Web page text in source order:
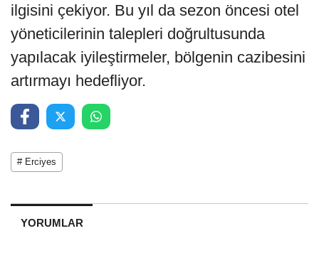
ilgisini çekiyor. Bu yıl da sezon öncesi otel
yöneticilerinin talepleri doğrultusunda
yapılacak iyileştirmeler, bölgenin cazibesini
artırmayı hedefliyor.
# Erciyes
YORUMLAR